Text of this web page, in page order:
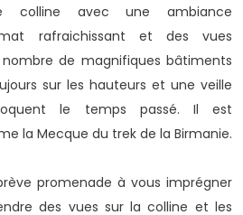
colline avec une ambiance
rafraichissant et des vues
de magnifiques bâtiments
sur les hauteurs et une veille
le temps passé. Il est
la Mecque du trek de la Birmanie.
promenade à vous imprégner
des vues sur la colline et les